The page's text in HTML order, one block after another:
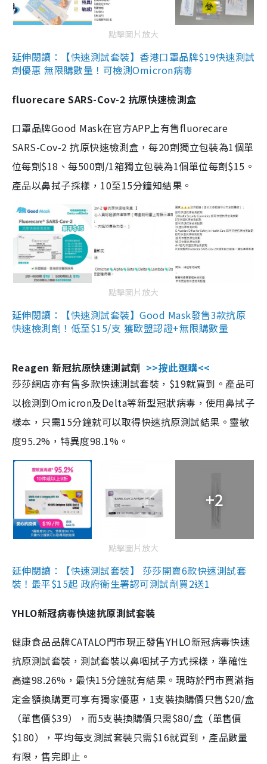
點擊圖片放大
延伸閱讀：【快速測試套裝】香港口罩品牌$19快速測試
劑優惠 無限購數量！可檢測Omicron病毒
fluorecare SARS-Cov-2 抗原快速檢測盒
口罩品牌Good Mask在官方APP上有售fluorecare
SARS-Cov-2 抗原快速檢測盒，每20劑獨立包裝為1個單
位每劑$18、每500劑/1箱獨立包裝為1個單位每劑$15。
產品以鼻拭子採樣，10至15分鐘知結果。
點擊圖片放大
延伸閱讀：【快速測試套裝】Good Mask發售3款抗原
快速檢測劑！低至$15/支 獲歐盟認證+無限購數量
Reagen 新冠抗原快速測試劑 >>按此選購<<
莎莎網店亦有售多款快速測試套裝，$19就買到。產品可
以檢測到Omicron及Delta等新型冠狀病毒，使用鼻拭子
樣本，只需15分鐘就可以取得快速抗原測試結果。靈敏
度95.2%，特異度98.1%。
+2
點擊圖片放大
延伸閱讀：【快速測試套裝】 莎莎開賣6款快速測試套
裝！最平$15起 政府衛生署認可測試劑買2送1
YHLO新冠病毒快速抗原測試套裝
健康食品品牌CATALO門市現正發售YHLO新冠病毒快速
抗原測試套裝，測試套裝以鼻咽拭子方式採樣，準確性
高達98.26%，最快15分鐘就有結果。現時於門市買滿指
定金額換購更可享有獨家優惠，1支裝換購價只售$20/盒
（單售價$39），而5支裝換購價只需$80/盒（單售價
$180），平均每支測試套裝只需$16就買到，產品數量
有限，售完即止。